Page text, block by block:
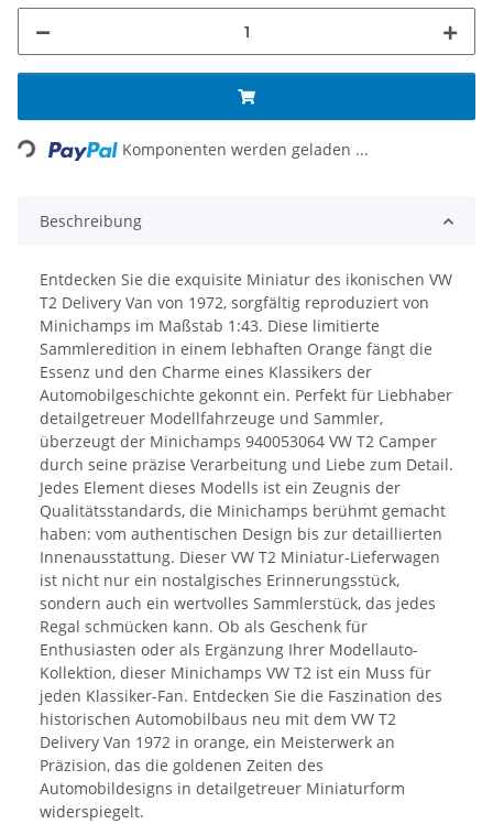
Komponenten werden geladen ...
Beschreibung
Entdecken Sie die exquisite Miniatur des ikonischen VW
T2 Delivery Van von 1972, sorgfältig reproduziert von
Minichamps im Maßstab 1:43. Diese limitierte
Sammleredition in einem lebhaften Orange fängt die
Essenz und den Charme eines Klassikers der
Automobilgeschichte gekonnt ein. Perfekt für Liebhaber
detailgetreuer Modellfahrzeuge und Sammler,
überzeugt der Minichamps 940053064 VW T2 Camper
durch seine präzise Verarbeitung und Liebe zum Detail.
Jedes Element dieses Modells ist ein Zeugnis der
Qualitätsstandards, die Minichamps berühmt gemacht
haben: vom authentischen Design bis zur detaillierten
Innenausstattung. Dieser VW T2 Miniatur-Lieferwagen
ist nicht nur ein nostalgisches Erinnerungsstück,
sondern auch ein wertvolles Sammlerstück, das jedes
Regal schmücken kann. Ob als Geschenk für
Enthusiasten oder als Ergänzung Ihrer Modellauto-
Kollektion, dieser Minichamps VW T2 ist ein Muss für
jeden Klassiker-Fan. Entdecken Sie die Faszination des
historischen Automobilbaus neu mit dem VW T2
Delivery Van 1972 in orange, ein Meisterwerk an
Präzision, das die goldenen Zeiten des
Automobildesigns in detailgetreuer Miniaturform
widerspiegelt.